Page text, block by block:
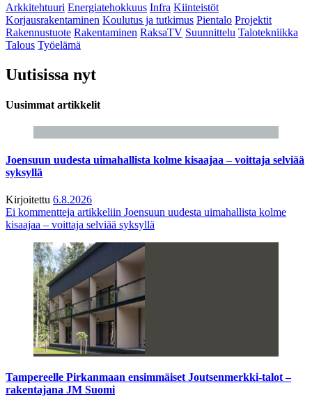
Arkkitehtuuri Energiatehokkuus Infra Kiinteistöt
Korjausrakentaminen Koulutus ja tutkimus Pientalo Projektit
Rakennustuote Rakentaminen RaksaTV Suunnittelu Talotekniikka
Talous Työelämä
Uutisissa nyt
Uusimmat artikkelit
Joensuun uudesta uimahallista kolme kisaajaa – voittaja selviää
syksyllä
Kirjoitettu 6.8.2026
Ei kommentteja artikkeliin Joensuun uudesta uimahallista kolme
kisaajaa – voittaja selviää syksyllä
Tampereelle Pirkanmaan ensimmäiset Joutsenmerkki-talot –
rakentajana JM Suomi